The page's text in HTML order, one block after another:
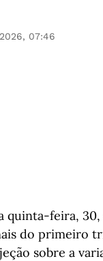
07:46
quinta-feira, 30,
do primeiro
sobre a